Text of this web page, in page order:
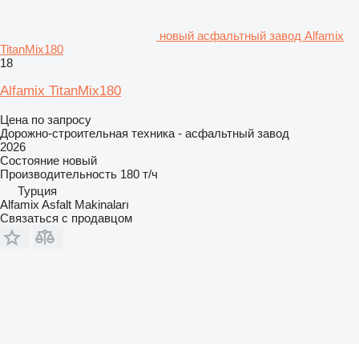
новый асфальтный завод Alfamix
TitanMix180
18
Alfamix TitanMix180
Цена по запросу
Дорожно-строительная техника - асфальтный завод
2026
Состояние новый
Производительность 180 т/ч
Турция
Alfamix Asfalt Makinaları
Связаться с продавцом